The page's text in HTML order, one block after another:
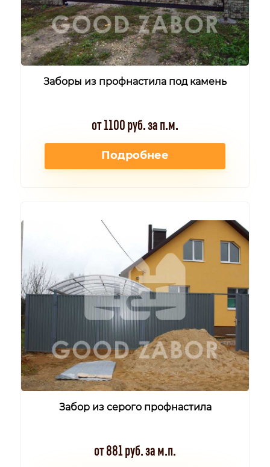
Заборы из профнастила под камень
от 1100 руб. за п.м.
Подробнее
Забор из серого профнастила
от 881 руб. за м.п.